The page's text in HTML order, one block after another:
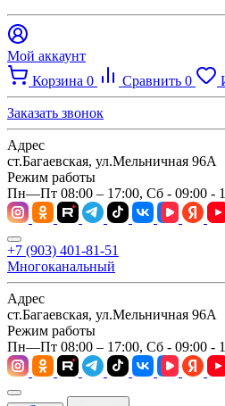
Мой аккаунт
Корзина 0 Сравнить 0
Заказать звонок
Адрес
ст.Багаевская, ул.Мельничная 96А
Режим работы
Пн—Пт 08:00 – 17:00, Сб - 09:00 -
+7 (903) 401-81-51
Многоканальный
Адрес
ст.Багаевская, ул.Мельничная 96А
Режим работы
Пн—Пт 08:00 – 17:00, Сб - 09:00 -